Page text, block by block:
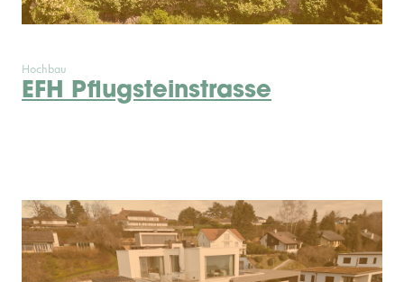
Hochbau
EFH Pflugsteinstrasse